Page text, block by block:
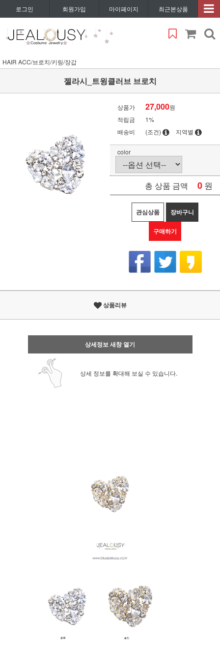
로그인 회원가입 마이페이지 최근본상품
HAIR ACC/브로치/키링/장갑
젤라시_트윙클러브 브로치
상품가 27,000원
적립금
1%
배송비
(조건) 지역별
color
총 상품 금액 0 원
관심상품 장바구니
구매하기
상품리뷰
상세정보 새창 열기
상세 정보를 확대해 보실 수 있습니다.